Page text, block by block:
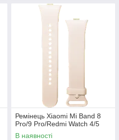
Ремінець Xiaomi Mi Band 8
Pro/9 Pro/Redmi Watch 4/5
В наявності